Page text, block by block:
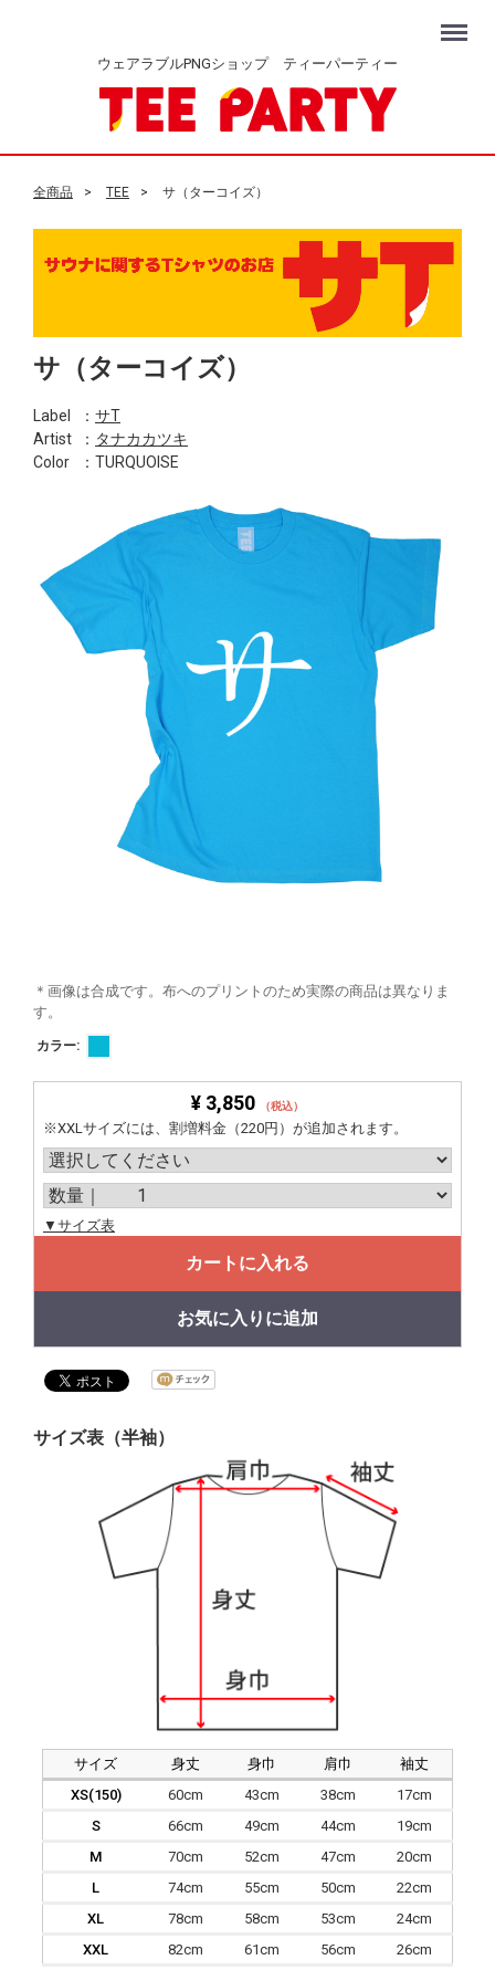
ウェアラブルPNGショップ ティーパーティー
Menu
全商品 TEE サ（ターコイズ）
サ（ターコイズ）
Label ： サT
Artist
： タナカカツキ
Color
：TURQUOISE
＊画像は合成です。布へのプリントのため実際の商品は異なりま
す。
カラー:
¥ 3,850 （税込）
※XXLサイズには、割増料金（220円）が追加されます。
▼サイズ表
カートに入れる
お気に入りに追加
サイズ表（半袖）
サイズ 身丈 身巾 肩巾
袖丈
XS(150)
60cm 43cm 38cm
17cm
S
66cm 49cm 44cm
19cm
M
70cm 52cm 47cm
20cm
L
74cm 55cm 50cm
22cm
XL
78cm 58cm 53cm
24cm
XXL
82cm 61cm 56cm 26cm